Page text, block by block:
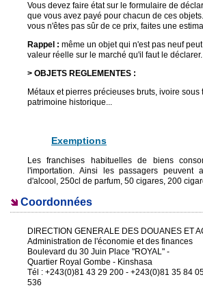
Vous devez faire état sur le formulaire de
que vous avez payé pour chacun de ces
vous n'êtes pas sûr de ce prix, faites une
Rappel : même un objet qui n'est pas neuf
valeur réelle sur le marché qu'il faut le déclarer.
> OBJETS REGLEMENTES :
Métaux et pierres précieuses bruts, ivoire sous
patrimoine historique...
Exemptions
Les franchises habituelles de biens
l'importation. Ainsi les passagers peuvent
d'alcool, 250cl de parfum, 50 cigares, 200
Coordonnées
DIRECTION GENERALE DES DOUANES ET
Administration de l'économie et des finances
Boulevard du 30 Juin Place "ROYAL" -
Quartier Royal Gombe - Kinshasa
Tél : +243(0)81 43 29 200 - +243(0)81 35 84
536